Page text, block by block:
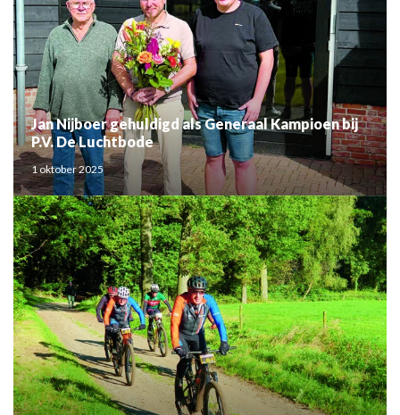
Jan Nijboer gehuldigd als Generaal Kampioen bij
P.V. De Luchtbode
1 oktober 2025